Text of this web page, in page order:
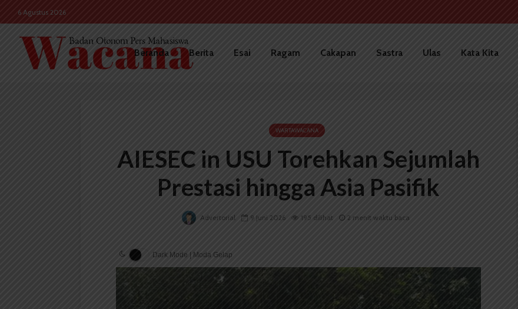
6 Agustus 2026
Beranda Berita Esai Ragam Cakapan Sastra Ulas Kata Kita
WARTAWACANA
AIESEC in USU Torehkan Sejumlah
Prestasi hingga Asia Pasifik
Advertorial 9 Juni 2026 195 dilihat 2 menit waktu baca
Dark Mode | Moda Gelap